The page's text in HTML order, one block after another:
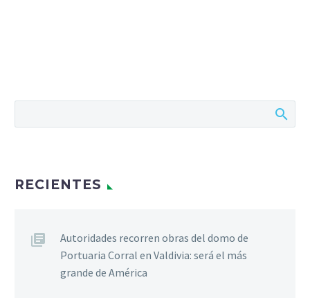
RECIENTES
Autoridades recorren obras del domo de
Portuaria Corral en Valdivia: será el más
grande de América